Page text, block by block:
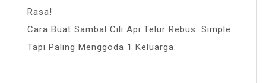
Rasa!
Cara Buat Sambal Cili Api Telur Rebus. Simple
Tapi Paling Menggoda 1 Keluarga.